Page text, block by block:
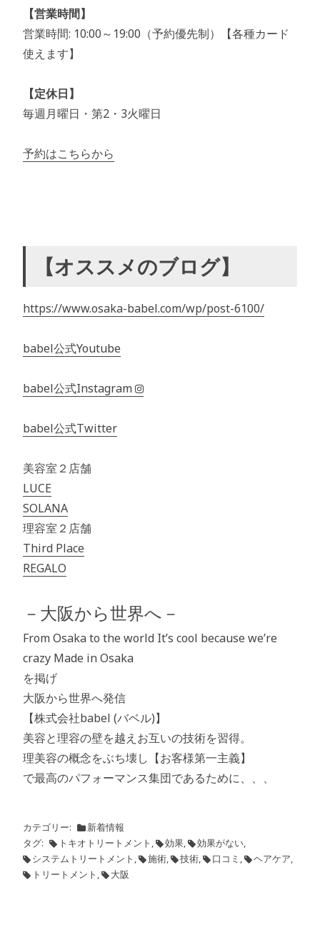
【営業時間】
営業時間: 10:00～19:00（予約優先制）【各種カード
使えます】
【定休日】
毎週月曜日・第2・3火曜日
予約はこちらから
【オススメのブログ】
https://www.osaka-babel.com/wp/post-6100/
babel公式Youtube
babel公式Instagram
babel公式Twitter
美容室２店舗
LUCE
SOLANA
理容室２店舗
Third Place
REGALO
－大阪から世界へ－
From Osaka to the world It’s cool because we’re
crazy Made in Osaka
を掲げ
大阪から世界へ発信
【株式会社babel (バベル)】
美容と理容の壁を越えお互いの技術を習得。
理美容の概念をぶち壊し【お客様第一主義】
で最高のパフォーマンス集団であるために、、、
カテゴリー
新着情報
タグ
トキオトリートメント , 効果, 効果がない,
システムトリートメント , 施術, 技術, 口コミ , ヘアケア,
トリートメント , 大阪